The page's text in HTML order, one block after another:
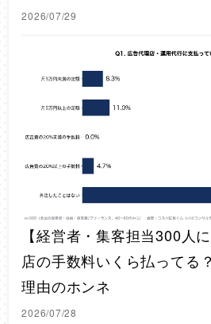
2026/07/29
【経営者・集客担当300人
店の手数料いくら払ってる
理由のホンネ
2026/07/28